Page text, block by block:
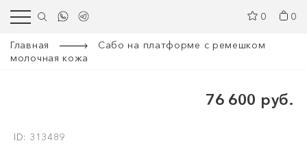
0 0
Главная
Сабо на платформе с ремешком
молочная кожа
76 600 руб.
ID: 313489